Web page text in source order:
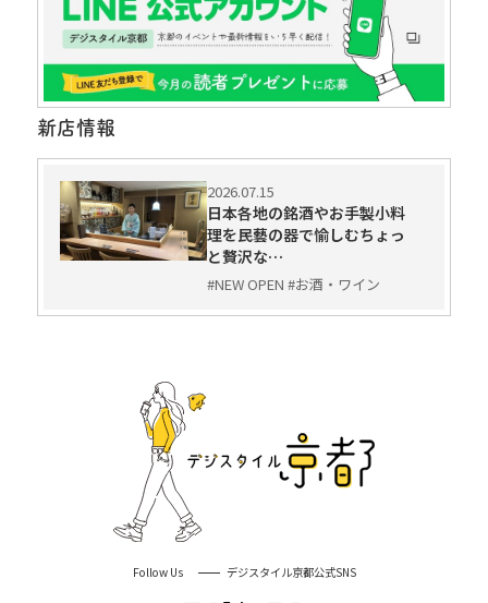
新店情報
2026.07.15
日本各地の銘酒やお手製小料
理を民藝の器で愉しむちょっ
と贅沢な…
#NEW OPEN #お酒・ワイン
Follow Us デジスタイル京都公式SNS